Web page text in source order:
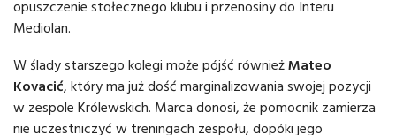
opuszczenie stołecznego klubu i przenosiny do Interu
Mediolan.
W ślady starszego kolegi może pójść równieżMateo
Kovacić, który ma już dość marginalizowania swojej pozycji
w zespole Królewskich. Marca donosi, że pomocnik zamierza
nie uczestniczyć w treningach zespołu, dopóki jego